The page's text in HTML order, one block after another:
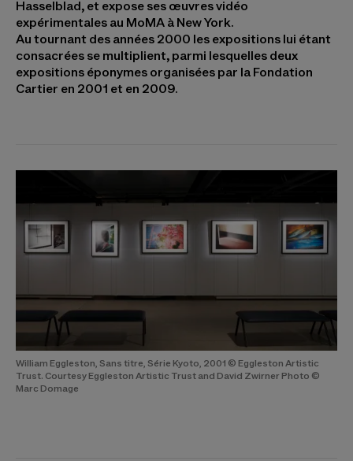
Hasselblad, et expose ses œuvres vidéo
expérimentales au MoMA à New York.
Au tournant des années 2000 les expositions lui étant
consacrées se multiplient, parmi lesquelles deux
expositions éponymes organisées par la Fondation
Cartier en 2001 et en 2009.
William Eggleston, Sans titre, Série Kyoto, 2001 © Eggleston Artistic
Trust. Courtesy Eggleston Artistic Trust and David Zwirner Photo ©
Marc Domage